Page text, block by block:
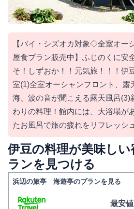
【バイ・シズオカ対象◇全室オー
屋食プラン販売中】ふじのくに安
そ！しずおか！！元気旅！！！伊
室(1)全室オーシャンフロント、露
海、波の音が聞こえる露天風呂(3)
わりの料理！館内には、大浴場が
たお風呂で旅の疲れをリフレッシ
伊豆の料理が美味し
ランを見つける
浜辺の旅亭 海遊亭のプランを見る
最安